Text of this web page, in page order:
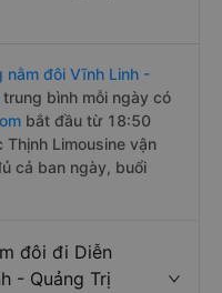
nằm đôi Vĩnh Linh -
trung bình mỗi ngày có
bắt đầu từ 18:50
Limousine vận
cả ban ngày, buổi
đôi đi Diễn
- Quảng Trị